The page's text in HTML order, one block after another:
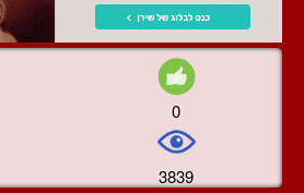
0
3839